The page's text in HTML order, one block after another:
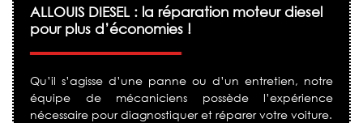
ALLOUIS DIESEL : la réparation moteur diesel
pour plus d’économies !
Qu’il s’agisse d’une panne ou d’un entretien, notre
équipe de mécaniciens possède l’expérience
nécessaire pour diagnostiquer et réparer votre voiture.